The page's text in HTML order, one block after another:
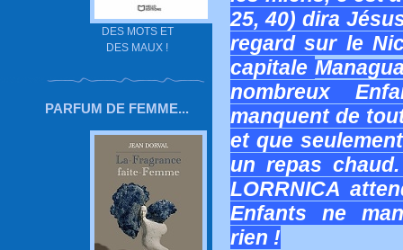
DES MOTS ET
DES MAUX !
PARFUM DE FEMME...
25, 40) dira
regard sur le
capitale
nombreux
manquent de
et que
un repas
LORRNICA
Enfants ne
rien !